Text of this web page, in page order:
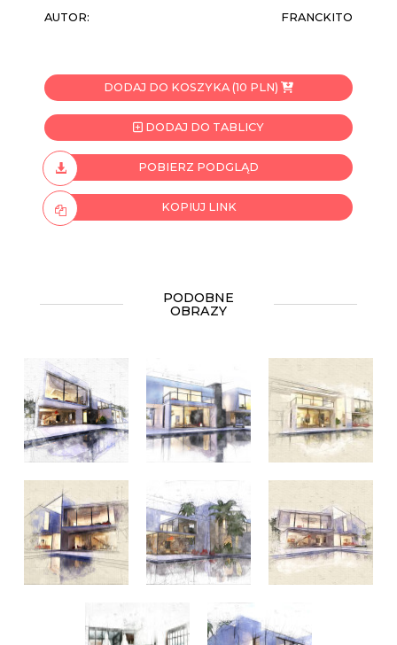
AUTOR:
FRANCKITO
DODAJ DO KOSZYKA (10 PLN)
DODAJ DO TABLICY
POBIERZ PODGLĄD
KOPIUJ LINK
PODOBNE
OBRAZY